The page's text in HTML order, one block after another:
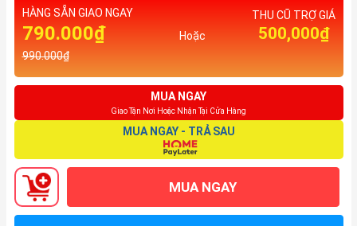
HÀNG SẴN GIAO NGAY
790.000₫
990.000₫
Hoặc
THU CŨ TRỢ GIÁ
500,000₫
MUA NGAY
Giao Tận Nơi Hoặc Nhận Tại Cửa Hàng
MUA NGAY - TRẢ SAU
MUA NGAY